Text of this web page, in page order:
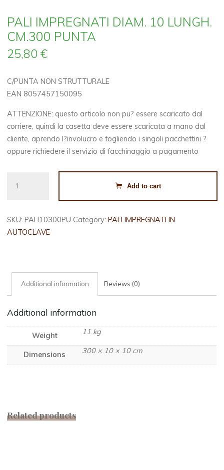
PALI IMPREGNATI DIAM. 10 LUNGH.
CM.300 PUNTA
25,80€
C/PUNTA NON STRUTTURALE
EAN 8057457150095
ATTENZIONE: questo articolo non pu? essere scaricato dal
corriere, quindi la casetta deve essere scaricata a mano dal
cliente, aprendo l?involucro e togliendo i singoli pacchettini ?
oppure richiedere il servizio di facchinaggio a pagamento
IMPREGNATI
10
LUNGH.
Add to cart
SKU:PALI10300PU Category:PALI IMPREGNATI IN
AUTOCLAVE
Additional information Reviews (0)
Additional information
Weight 11 kg
Dimensions 300 × 10 × 10 cm
Related products